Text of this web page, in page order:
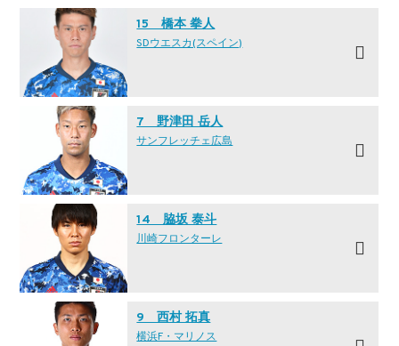
15 橋本 拳人
SDウエスカ(スペイン)
7 野津田 岳人
サンフレッチェ広島
14 脇坂 泰斗
川崎フロンターレ
9 西村 拓真
横浜F・マリノス